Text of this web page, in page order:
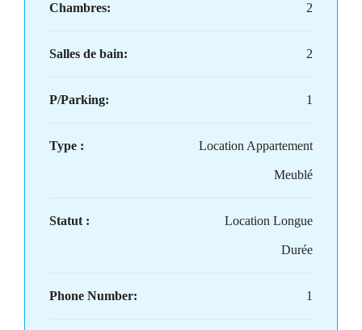
Chambres: 2
Salles de bain: 2
P/Parking: 1
Type : Location Appartement
Meublé
Statut : Location Longue
Durée
Phone Number: 1